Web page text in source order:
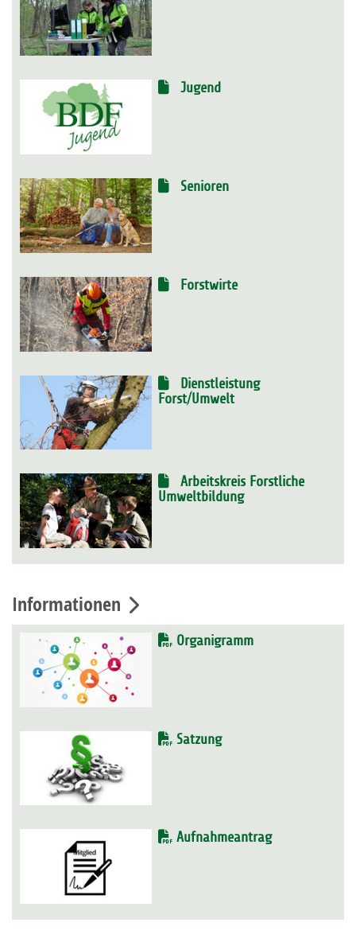
Jugend
Senioren
Forstwirte
Dienstleistung
Forst/Umwelt
Arbeitskreis Forstliche
Umweltbildung
Informationen
Organigramm
Satzung
Aufnahmeantrag